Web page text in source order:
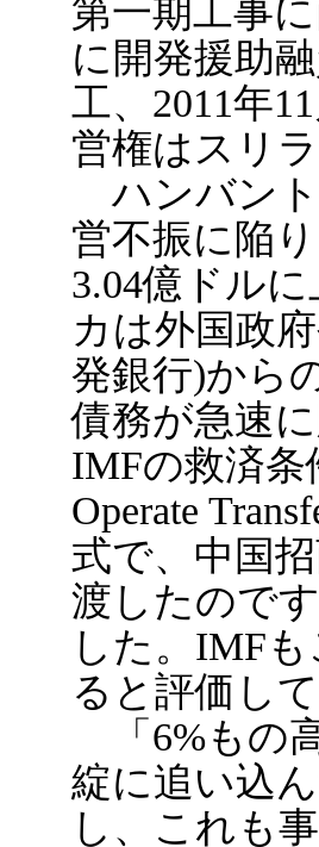
第一期工事
に開発援助
工、2011年
営権はスリ
ハンバント
営不振に陥
3.04億ドル
カは外国政
発銀行)から
債務が急速
IMFの救済条
Operate
式で、中国
渡したので
した。IMF
ると評価して
「6%もの
綻に追い込
し、これも